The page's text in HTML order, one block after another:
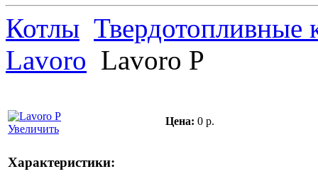
Котлы Твердотопливные
Lavoro Lavoro P
Увеличить
Цена: 0 р.
Характеристики: